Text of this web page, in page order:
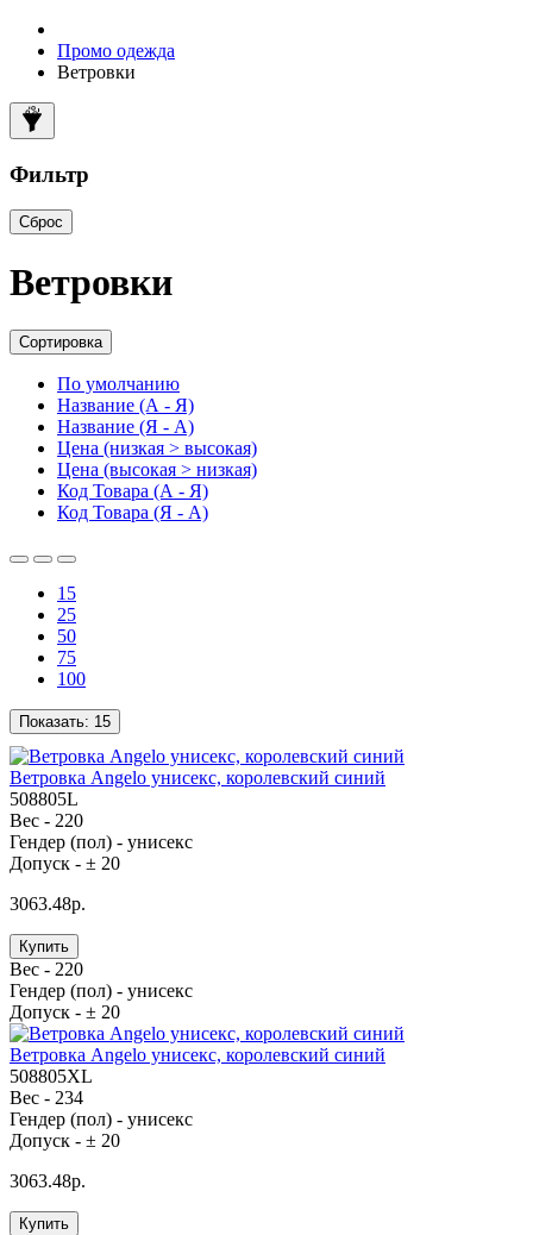
Промо одежда
Ветровки
Фильтр
Сброс
Ветровки
Сортировка
По умолчанию
Название (А - Я)
Название (Я - А)
Цена (низкая > высокая)
Цена (высокая > низкая)
Код Товара (А - Я)
Код Товара (Я - А)
15
25
50
75
100
Показать: 15
Ветровка Angelo унисекс, королевский синий
508805L
Вес - 220
Гендер (пол) - унисекс
Допуск - ± 20
3063.48р.
Купить
Вес - 220
Гендер (пол) - унисекс
Допуск - ± 20
Ветровка Angelo унисекс, королевский синий
508805XL
Вес - 234
Гендер (пол) - унисекс
Допуск - ± 20
3063.48р.
Купить